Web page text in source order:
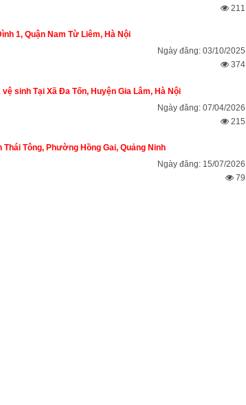
211
1, Quận Nam Từ Liêm, Hà Nội
Ngày đăng: 03/10/2025
374
sinh Tại Xã Đa Tốn, Huyện Gia Lâm, Hà Nội
Ngày đăng: 07/04/2026
215
Tông, Phường Hồng Gai, Quảng Ninh
Ngày đăng: 15/07/2026
79